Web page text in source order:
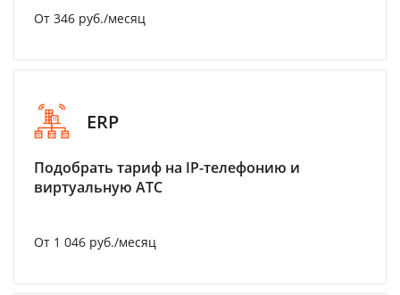
От 346 руб./месяц
ERP
Подобрать тариф на IP-телефонию и
виртуальную АТС
От 1 046 руб./месяц